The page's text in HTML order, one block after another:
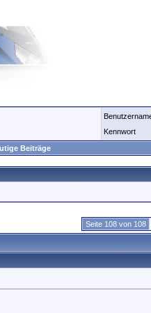
Kennwort
Beiträge
Seite 108 von 108